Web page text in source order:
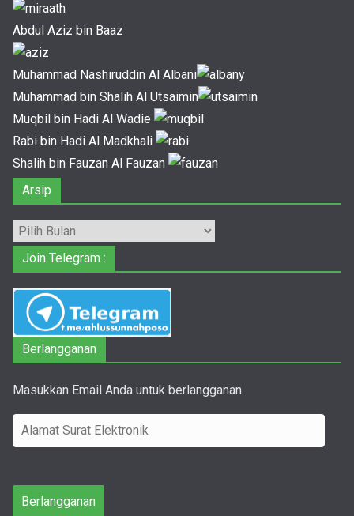
Abdul Aziz bin Baaz
Muhammad Nashiruddin Al Albani
Muhammad bin Shalih Al Utsaimin
Muqbil bin Hadi Al Wadie
Rabi bin Hadi Al Madkhali
Shalih bin Fauzan Al Fauzan
Arsip
Arsip
Join Telegram :
Berlangganan
Masukkan Email Anda untuk berlangganan
l
m
Berlangganan